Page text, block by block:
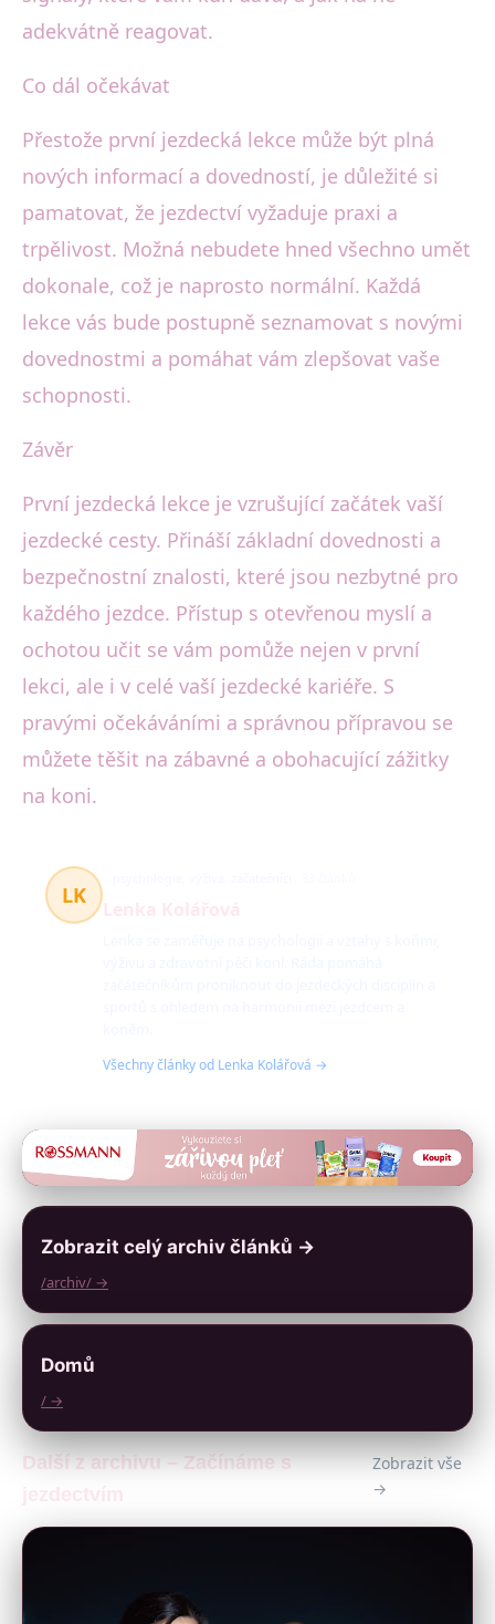
adekvátně reagovat.
Co dál očekávat
Přestože první jezdecká lekce může být plná
nových informací a dovedností, je důležité si
pamatovat, že jezdectví vyžaduje praxi a
trpělivost. Možná nebudete hned všechno umět
dokonale, což je naprosto normální. Každá
lekce vás bude postupně seznamovat s novými
dovednostmi a pomáhat vám zlepšovat vaše
schopnosti.
Závěr
První jezdecká lekce je vzrušující začátek vaší
jezdecké cesty. Přináší základní dovednosti a
bezpečnostní znalosti, které jsou nezbytné pro
každého jezdce. Přístup s otevřenou myslí a
ochotou učit se vám pomůže nejen v první
lekci, ale i v celé vaší jezdecké kariéře. S
pravými očekáváními a správnou přípravou se
můžete těšit na zábavné a obohacující zážitky
na koni.
LK
Všechny články od Lenka Kolářová →
Zobrazit celý archiv článků →
/archiv/ →
Domů
/ →
Další z archivu – Začínáme s
jezdectvím
Zobrazit vše
→